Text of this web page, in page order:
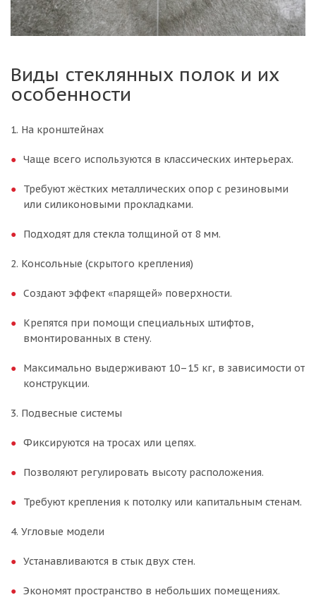
Виды стеклянных полок и их
особенности
1. На кронштейнах
Чаще всего используются в классических интерьерах.
Требуют жёстких металлических опор с резиновыми
или силиконовыми прокладками.
Подходят для стекла толщиной от 8 мм.
2. Консольные (скрытого крепления)
Создают эффект «парящей» поверхности.
Крепятся при помощи специальных штифтов,
вмонтированных в стену.
Максимально выдерживают 10–15 кг, в зависимости от
конструкции.
3. Подвесные системы
Фиксируются на тросах или цепях.
Позволяют регулировать высоту расположения.
Требуют крепления к потолку или капитальным стенам.
4. Угловые модели
Устанавливаются в стык двух стен.
Экономят пространство в небольших помещениях.